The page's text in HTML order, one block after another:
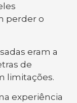
perder o
eram a
de
limitações.
experiência